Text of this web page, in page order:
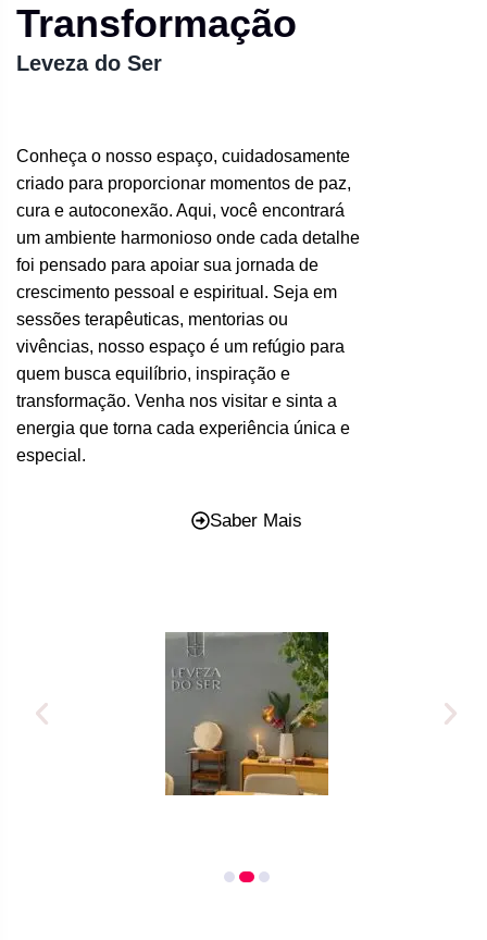
Transformação
Leveza do Ser
Conheça o nosso espaço, cuidadosamente
criado para proporcionar momentos de paz,
cura e autoconexão. Aqui, você encontrará
um ambiente harmonioso onde cada detalhe
foi pensado para apoiar sua jornada de
crescimento pessoal e espiritual. Seja em
sessões terapêuticas, mentorias ou
vivências, nosso espaço é um refúgio para
quem busca equilíbrio, inspiração e
transformação. Venha nos visitar e sinta a
energia que torna cada experiência única e
especial.
Saber Mais